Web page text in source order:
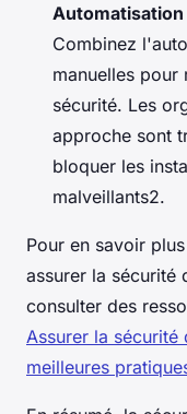
Combinez
manuelles pour
sécurité. Les
approche sont
bloquer les
malveillants2.
Pour en savoir
assurer la sécurité
consulter des
Assurer la
meilleures